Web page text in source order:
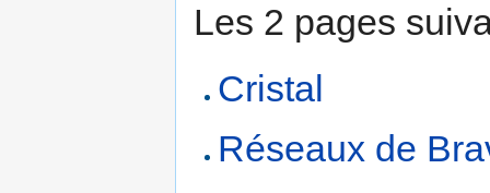
Les 2 pages
Cristal
Réseaux de